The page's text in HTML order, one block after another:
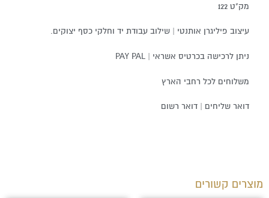
מק"ט 122
עיצוב פיליגרן אותנטי | שילוב עבודת יד וחלקי כסף יצוקים.
ניתן לרכישה בכרטיס אשראי | PAY PAL
משלוחים לכל רחבי הארץ
דואר שליחים | דואר רשום
מוצרים קשורים